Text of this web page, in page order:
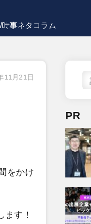
時事ネタコラム
11月21日
をかけ
す！
PR